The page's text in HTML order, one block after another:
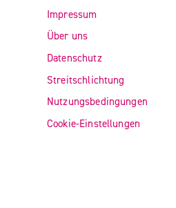
Impressum
Über uns
Datenschutz
Streitschlichtung
Nutzungsbedingungen
Cookie-Einstellungen